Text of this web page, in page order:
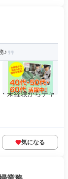
♪
未経験からチャ
気になる